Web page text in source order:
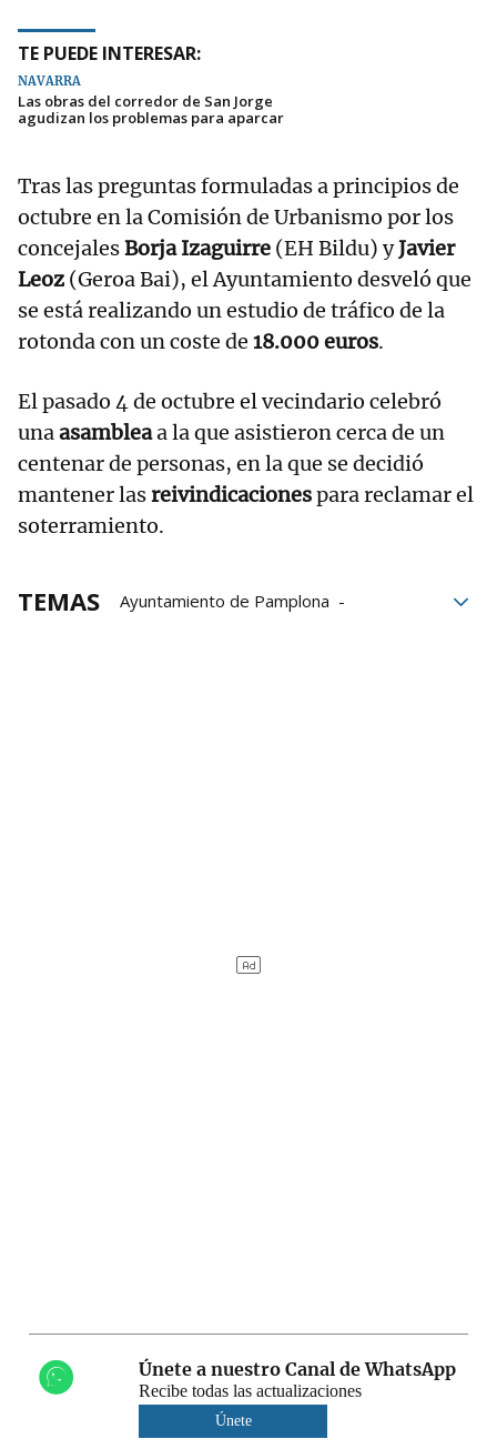
TE PUEDE INTERESAR:
NAVARRA
Las obras del corredor de San Jorge
agudizan los problemas para aparcar
Tras las preguntas formuladas a principios de
octubre en la Comisión de Urbanismo por los
concejalesBorja Izaguirre (EH Bildu) yJavier
Leoz (Geroa Bai), el Ayuntamiento desveló que
se está realizando un estudio de tráfico de la
rotonda con un coste de 18.000 euros.
El pasado 4 de octubre el vecindario celebró
unaasambleaa la que asistieron cerca de un
centenar de personas, en la que se decidió
mantener lasreivindicacionespara reclamar el
soterramiento.
TEMAS
Ayuntamiento de Pamplona
Únete a nuestro Canal de WhatsApp
Recibe todas las actualizaciones
Únete